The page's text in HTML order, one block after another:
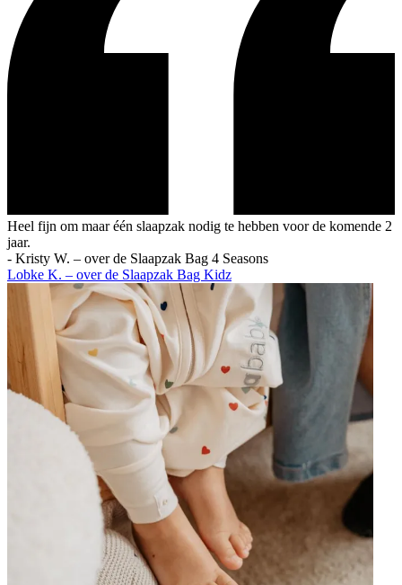
Heel fijn om maar één slaapzak nodig te hebben voor de komende 2
jaar.
- Kristy W. – over de Slaapzak Bag 4 Seasons
Lobke K. – over de Slaapzak Bag Kidz